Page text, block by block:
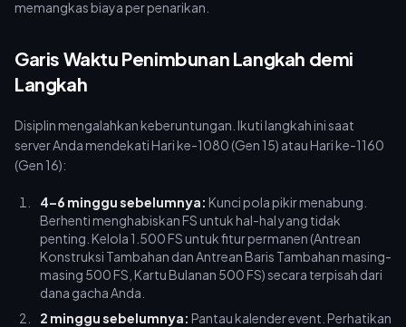
memangkas biaya per penarikan.
Garis Waktu Penimbunan Langkah demi
Langkah
Disiplin mengalahkan keberuntungan. Ikuti langkah ini saat
server Anda mendekati Hari ke-1080 (Gen 15) atau Hari ke-1160
(Gen 16):
4–6 minggu sebelumnya: Kunci pola pikir menabung.
Berhenti menghabiskan FS untuk hal-hal yang tidak
penting. Kelola 1.500 FS untuk fitur permanen (Antrean
Konstruksi Tambahan dan Antrean Baris Tambahan masing-
masing 500 FS, Kartu Bulanan 500 FS) secara terpisah dari
dana gacha Anda.
2 minggu sebelumnya: Pantau kalender event. Perhatikan